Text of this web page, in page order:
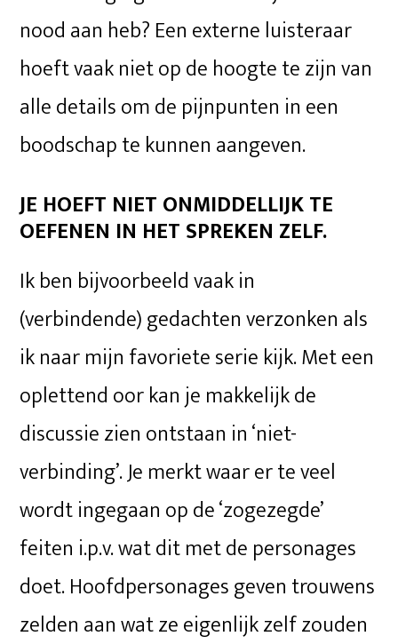
nood aan heb? Een externe luisteraar
hoeft vaak niet op de hoogte te zijn van
alle details om de pijnpunten in een
boodschap te kunnen aangeven.
JE HOEFT NIET ONMIDDELLIJK TE
OEFENEN IN HET SPREKEN ZELF.
Ik ben bijvoorbeeld vaak in
(verbindende) gedachten verzonken als
ik naar mijn favoriete serie kijk. Met een
oplettend oor kan je makkelijk de
discussie zien ontstaan in ‘niet-
verbinding’. Je merkt waar er te veel
wordt ingegaan op de ‘zogezegde’
feiten i.p.v. wat dit met de personages
doet. Hoofdpersonages geven trouwens
zelden aan wat ze eigenlijk zelf zouden